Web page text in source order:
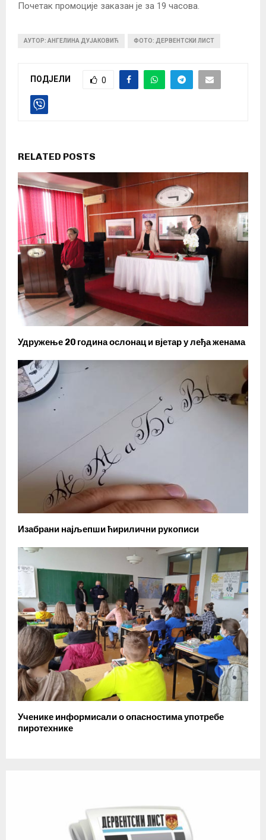
Почетак промоције заказан је за 19 часова.
АУТОР: АНГЕЛИНА ДУЈАКОВИЋ ФОТО: ДЕРВЕНТСКИ ЛИСТ
ПОДЈЕЛИ 0
RELATED POSTS
Удружење 20 година ослонац и вјетар у леђа женама
Изабрани најљепши ћирилични рукописи
Ученике информисали о опасностима употребе
пиротехнике